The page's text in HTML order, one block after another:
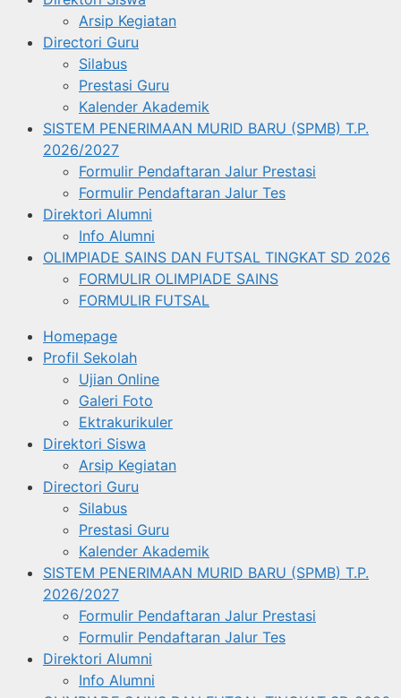
Arsip Kegiatan
Directori Guru
Silabus
Prestasi Guru
Kalender Akademik
SISTEM PENERIMAAN MURID BARU (SPMB) T.P.
2026/2027
Formulir Pendaftaran Jalur Prestasi
Formulir Pendaftaran Jalur Tes
Direktori Alumni
Info Alumni
OLIMPIADE SAINS DAN FUTSAL TINGKAT SD 2026
FORMULIR OLIMPIADE SAINS
FORMULIR FUTSAL
Homepage
Profil Sekolah
Ujian Online
Galeri Foto
Ektrakurikuler
Direktori Siswa
Arsip Kegiatan
Directori Guru
Silabus
Prestasi Guru
Kalender Akademik
SISTEM PENERIMAAN MURID BARU (SPMB) T.P.
2026/2027
Formulir Pendaftaran Jalur Prestasi
Formulir Pendaftaran Jalur Tes
Direktori Alumni
Info Alumni